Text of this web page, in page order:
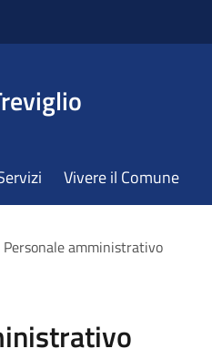
Vivere il Comune
Personale amministrativo